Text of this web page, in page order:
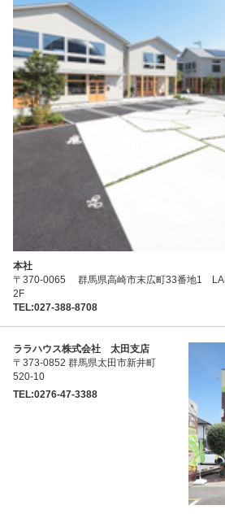
本社
〒370-0065 群馬県高崎市末広町33番地1
2F
TEL:027-388-8708
ララハウス株式会社 太田支店
〒373-0852 群馬県太田市新井町
520-10
TEL:0276-47-3388